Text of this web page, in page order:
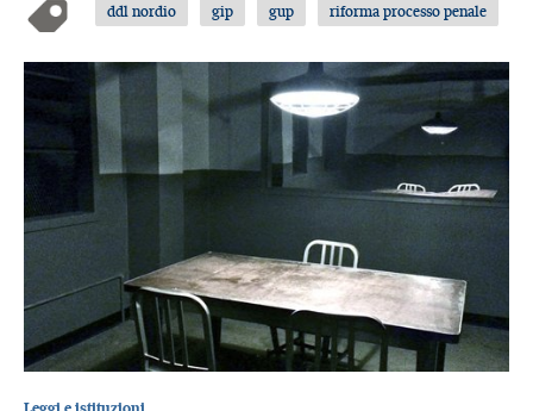
ddl nordio gip gup riforma processo penale